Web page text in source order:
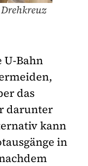
U-Bahn
das
darunter
kann
in